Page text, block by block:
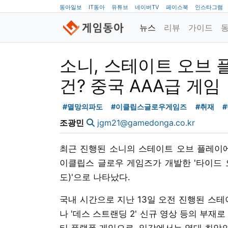
동아일보 IT동아 유튜브 네이버TV 페이스북 인스타그램
뉴스 리뷰 가이드
소니, 스테이트 오브
건? 중국 AAA급 게임
#멸망의파도 #이클립스글로우게임즈 #취재 #
조광민 jgm21@gamedonga.co.kr
최근 진행된 소니의 스테이트 오브 플레
이클립스 글로우 게임즈가 개발한 '타이
도)'으로 나타났다.
국내 시간으로 지난 13일 오전 진행된 스
나 '데스 스트랜딩 2' 신규 영상 등의 부재